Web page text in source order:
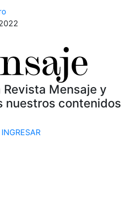
Mensaje y
nuestros contenidos
INGRESAR